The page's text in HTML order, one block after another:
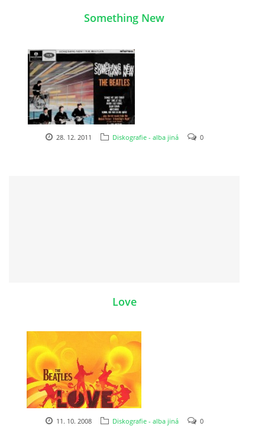
KALENDÁŘ 1980 -
KONCERTY 1957 - 1964
KONCERTY 1965 - 1969
ZDROJE
BAZAR
Something New
28. 12. 2011 Diskografie - alba jiná 0
Love
11. 10. 2008 Diskografie - alba jiná 0